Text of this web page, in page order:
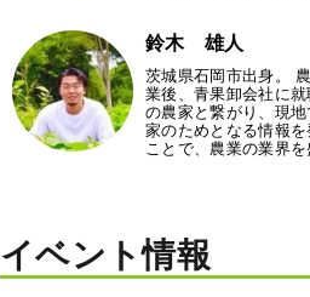
鈴木 雄人
茨城県石岡市出身。
業後、青果卸会社に就
の農家と繋がり、現地
家のためとなる情報を
ことで、農業の業界を
イベント情報